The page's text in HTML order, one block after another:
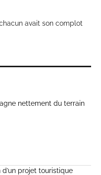
avait son complot
nettement du terrain
d’un projet touristique